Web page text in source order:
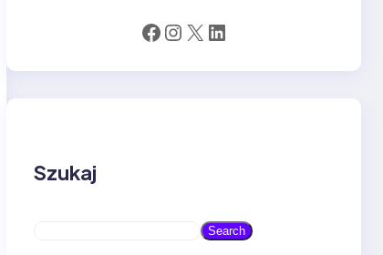
Facebook Instagram X LinkedIn
Szukaj
Search